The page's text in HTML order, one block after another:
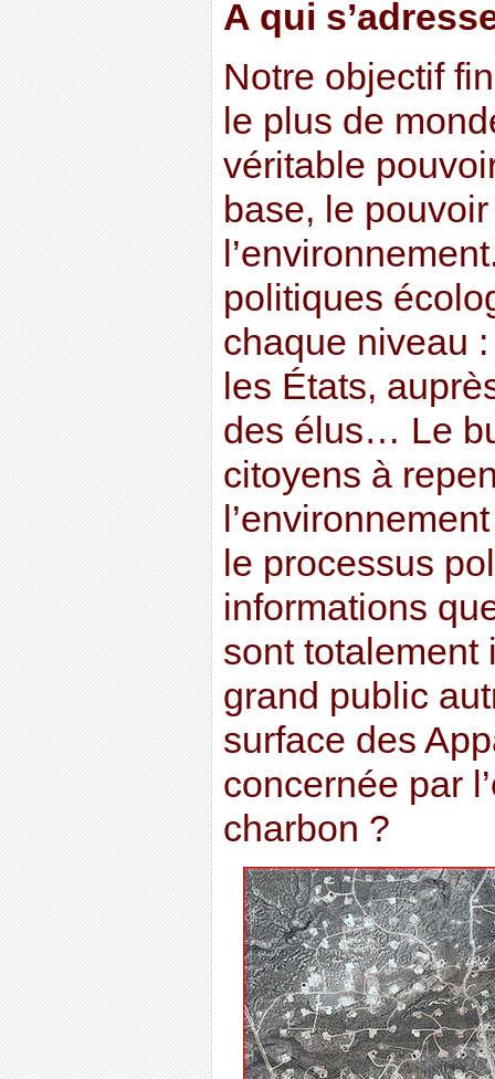
A qui
Notre objectif
le plus de
véritable
base, le
politiques
chaque niveau
les États,
des élus… Le
citoyens à
le processus
informations
sont totalement
grand public
surface des
concernée par
charbon ?